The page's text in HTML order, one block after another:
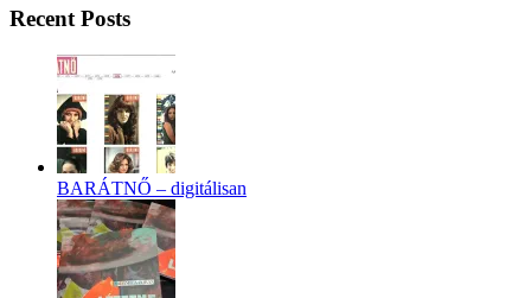
Recent Posts
BARÁTNŐ – digitálisan